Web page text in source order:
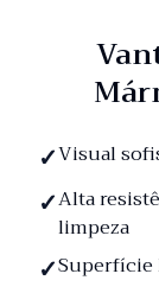
Visual
Alta
limpeza
Superfície